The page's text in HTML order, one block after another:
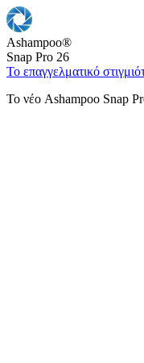
Ashampoo®
Snap Pro 26
Το επαγγελματικό
Το νέο Ashampoo Snap